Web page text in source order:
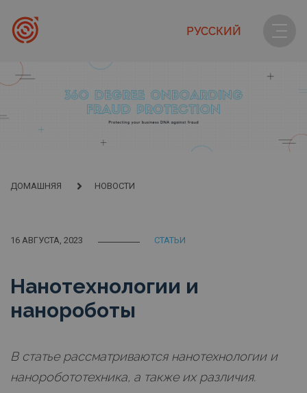
РУССКИЙ
ДОМАШНЯЯ НОВОСТИ
16 АВГУСТА, 2023 СТАТЬИ
Нанотехнологии и
нанороботы
В статье рассматриваются нанотехнологии и
наноробототехника, а также их различия.